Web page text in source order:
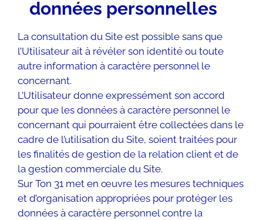
données personnelles
La consultation du Site est possible sans que
l’Utilisateur ait à révéler son identité ou toute
autre information à caractère personnel le
concernant.
L’Utilisateur donne expressément son accord
pour que les données à caractère personnel le
concernant qui pourraient être collectées dans le
cadre de l’utilisation du Site, soient traitées pour
les finalités de gestion de la relation client et de
la gestion commerciale du Site.
Sur Ton 31 met en œuvre les mesures techniques
et d’organisation appropriées pour protéger les
données à caractère personnel contre la